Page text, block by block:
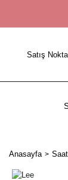
Satış
Anasayfa Saat